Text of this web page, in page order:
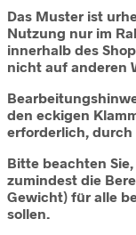
Das Muster ist
Nutzung nur im
innerhalb des
nicht auf anderen
den eckigen
erforderlich, durch
Bitte beachten
zumindest die
Gewicht) für alle
sollen.